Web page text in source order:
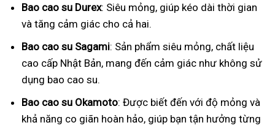
Bao cao su Durex: Siêu mỏng, giúp kéo dài thời gian
và tăng cảm giác cho cả hai.
Bao cao su Sagami: Sản phẩm siêu mỏng, chất liệu
cao cấp Nhật Bản, mang đến cảm giác như không sử
dụng bao cao su.
Bao cao su Okamoto: Được biết đến với độ mỏng và
khả năng co giãn hoàn hảo, giúp bạn tận hưởng từng